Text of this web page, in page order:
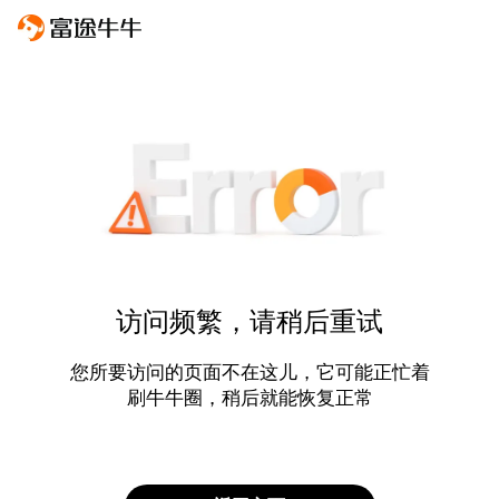
访问频繁，请稍后重试
您所要访问的页面不在这儿，它可能正忙着
刷牛牛圈，稍后就能恢复正常